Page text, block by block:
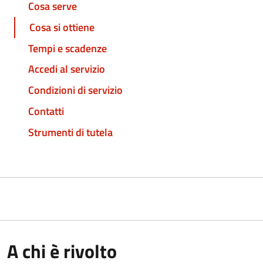
Cosa serve
Cosa si ottiene
Tempi e scadenze
Accedi al servizio
Condizioni di servizio
Contatti
Strumenti di tutela
A chi è rivolto